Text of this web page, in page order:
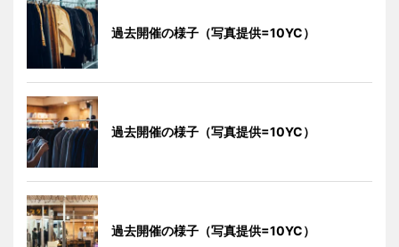
過去開催の様子（写真提供=10YC）
過去開催の様子（写真提供=10YC）
過去開催の様子（写真提供=10YC）